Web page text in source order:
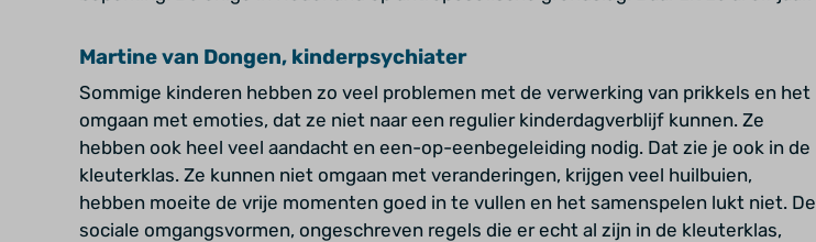
Martine van Dongen, kinderpsychiater
Sommige kinderen hebben zo veel problemen met de verwerking van prikkels en het
omgaan met emoties, dat ze niet naar een regulier kinderdagverblijf kunnen. Ze
hebben ook heel veel aandacht en een-op-eenbegeleiding nodig. Dat zie je ook in de
kleuterklas. Ze kunnen niet omgaan met veranderingen, krijgen veel huilbuien,
hebben moeite de vrije momenten goed in te vullen en het samenspelen lukt niet. De
sociale omgangsvormen, ongeschreven regels die er echt al zijn in de kleuterklas,